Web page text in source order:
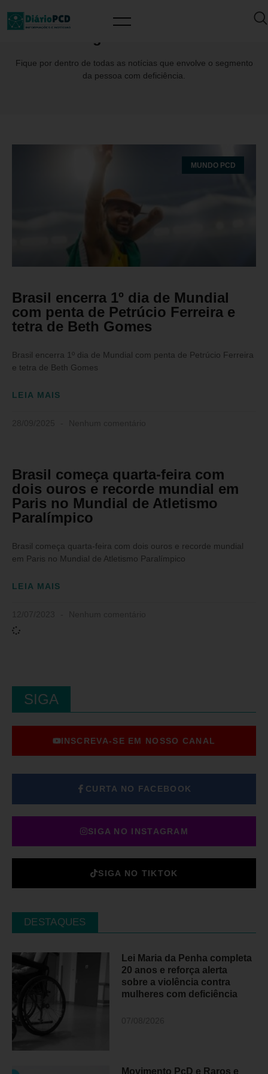
Fique por dentro de todas as notícias que envolve o segmento
da pessoa com deficiência.
MUNDO PCD
Brasil encerra 1º dia de Mundial
com penta de Petrúcio Ferreira e
tetra de Beth Gomes
Brasil encerra 1º dia de Mundial com penta de Petrúcio Ferreira
e tetra de Beth Gomes
LEIA MAIS
Brasil começa quarta-feira com
dois ouros e recorde mundial em
Paris no Mundial de Atletismo
Paralímpico
Brasil começa quarta-feira com dois ouros e recorde mundial
em Paris no Mundial de Atletismo Paralímpico
LEIA MAIS
SIGA
INSCREVA-SE EM NOSSO CANAL
CURTA NO FACEBOOK
SIGA NO INSTAGRAM
SIGA NO TIKTOK
DESTAQUES
Lei Maria da Penha completa
20 anos e reforça alerta
sobre a violência contra
mulheres com deficiência
Movimento PcD e Raros e